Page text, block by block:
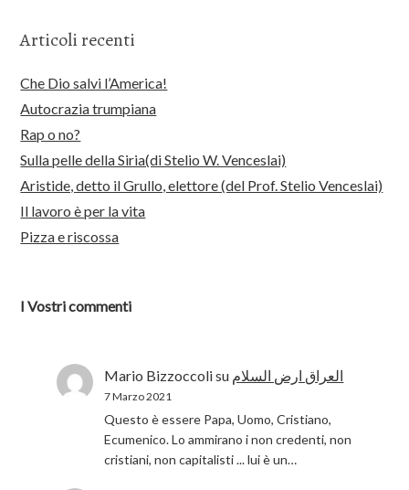
Articoli recenti
Che Dio salvi l’America!
Autocrazia trumpiana
Rap o no?
Sulla pelle della Siria(di Stelio W. Venceslai)
Aristide, detto il Grullo, elettore (del Prof. Stelio Venceslai)
Il lavoro è per la vita
Pizza e riscossa
I Vostri commenti
Mario Bizzoccolisu العراق ارض السلام
7 Marzo 2021
Questo è essere Papa, Uomo, Cristiano,
Ecumenico. Lo ammirano i non credenti, non
cristiani, non capitalisti ... lui è un…